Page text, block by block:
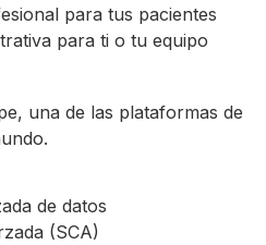
para tus pacientes
para ti o tu equipo
una de las plataformas de
de datos
(SCA)